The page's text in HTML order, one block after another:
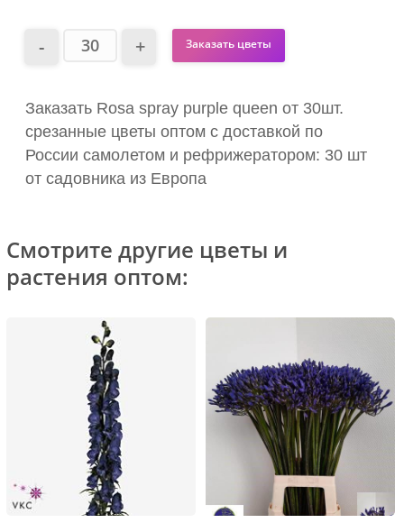
Заказать цветы
Заказать Rosa spray purple queen от 30шт.
срезанные цветы оптом с доставкой по
России самолетом и рефрижератором: 30 шт
от садовника из Европа
Смотрите другие цветы и
растения оптом: